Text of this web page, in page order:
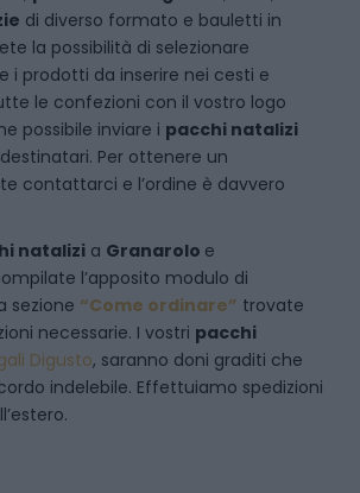
di diverso formato e bauletti in
la possibilità di selezionare
i prodotti da inserire nei cesti e
le confezioni con il vostro logo
possibile inviare i pacchi natalizi
Per ottenere un
contattarci e l’ordine è davvero
natalizi a Granarolo e
l’apposito modulo di
sezione “Come ordinare” trovate
necessarie. I vostri pacchi
Digusto, saranno doni graditi che
indelebile. Effettuiamo spedizioni